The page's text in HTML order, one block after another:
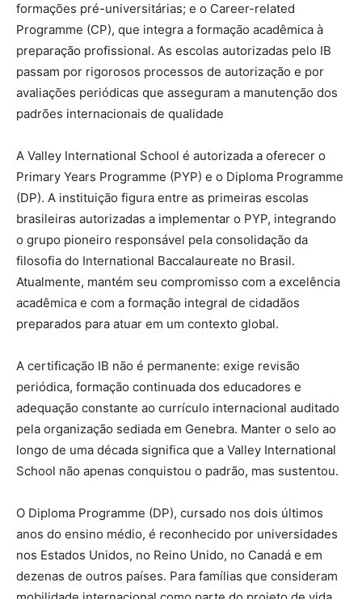
formações pré-universitárias; e o Career-related
Programme (CP), que integra a formação acadêmica à
preparação profissional. As escolas autorizadas pelo IB
passam por rigorosos processos de autorização e por
avaliações periódicas que asseguram a manutenção dos
padrões internacionais de qualidade
A Valley International School é autorizada a oferecer o
Primary Years Programme (PYP) e o Diploma Programme
(DP). A instituição figura entre as primeiras escolas
brasileiras autorizadas a implementar o PYP, integrando
o grupo pioneiro responsável pela consolidação da
filosofia do International Baccalaureate no Brasil.
Atualmente, mantém seu compromisso com a excelência
acadêmica e com a formação integral de cidadãos
preparados para atuar em um contexto global.
A certificação IB não é permanente: exige revisão
periódica, formação continuada dos educadores e
adequação constante ao currículo internacional auditado
pela organização sediada em Genebra. Manter o selo ao
longo de uma década significa que a Valley International
School não apenas conquistou o padrão, mas sustentou.
O Diploma Programme (DP), cursado nos dois últimos
anos do ensino médio, é reconhecido por universidades
nos Estados Unidos, no Reino Unido, no Canadá e em
dezenas de outros países. Para famílias que consideram